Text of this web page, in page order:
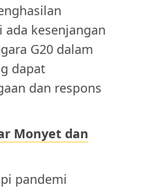
kesenjangan
G20 dalam
dapat
dan respons
Monyet dan
pandemi